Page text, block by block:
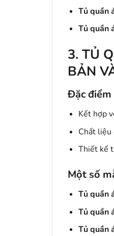
Tủ quần
Tủ quần
3. TỦ
BẢN
Đặc
Kết hợp
Chất liệu
Thiết kế
Một số
Tủ quần
Tủ quần
Tủ quần